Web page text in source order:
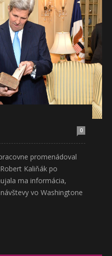
0
promenádoval
Kaliňák po
ma informácia,
vo Washingtone